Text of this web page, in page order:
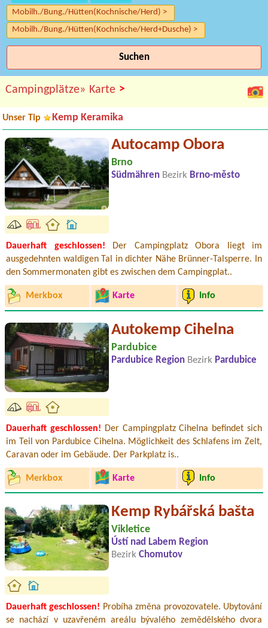
Mobilh./Bung./Hütten(Kochnische/Herd) >
Mobilh./Bung./Hütten(Kochnische/Herd+Dusche) >
Suchen
Campingplätze» Karte >
Unser Tip Kemp Keramika
Autocamp Obora
Brno
Südmähren Bezirk Brno-město
Dauerhaft geschlossen! Der Campingplatz Obora liegt im
ausgedehnten waldigen Tal in dichter Nähe Brünner-Talsperre. In
den Sommermonaten gibt es zwischen dem Campingplat..
Merkbox Karte Info
Autokemp Cihelna
Pardubice
Pardubice Region Bezirk Pardubice
Dauerhaft geschlossen! Der Campingplatz Cihelna befindet sich
im Teil von Pardubice Cihelna. Möglichkeit des Schlafens im Zelt,
Caravan oder im Gebäude. Der Parkplatz is..
Merkbox Karte Info
Kemp Rybářská bašta
Vikletice
Ústí nad Labem Region
Bezirk Chomutov
Dauerhaft geschlossen! Probíha změna provozovatele. Ubytování
se nachází v uzavřeném areálu bývalého zemědělského dvora